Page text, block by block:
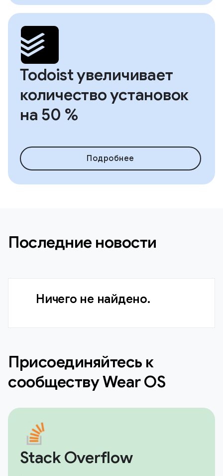
Todoist увеличивает
количество установок
на 50 %
Подробнее
Последние новости
Ничего не найдено.
Присоединяйтесь к
сообществу Wear OS
Stack Overflow